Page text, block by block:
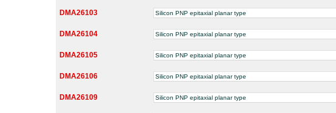
DMA26103 Silicon PNP epitaxial planar type
DMA26104 Silicon PNP epitaxial planar type
DMA26105 Silicon PNP epitaxial planar type
DMA26106 Silicon PNP epitaxial planar type
DMA26109 Silicon PNP epitaxial planar type